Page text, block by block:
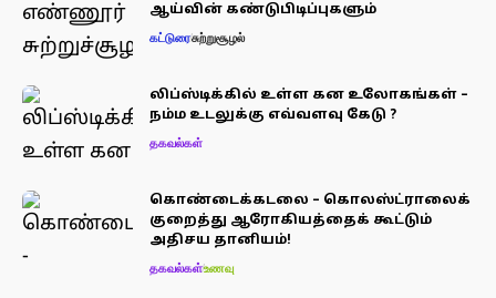
ஆய்வின் கண்டுபிடிப்புகளும்
கட்டுரைசுற்றுசூழல்
லிப்ஸ்டிக்கில் உள்ள கன உலோகங்கள் –
நம்ம உடலுக்கு எவ்வளவு கேடு ?
தகவல்கள்
கொண்டைக்கடலை – கொலஸ்ட்ராலைக்
குறைத்து ஆரோகியத்தைக் கூட்டும்
அதிசய தானியம்!
தகவல்கள்உணவு